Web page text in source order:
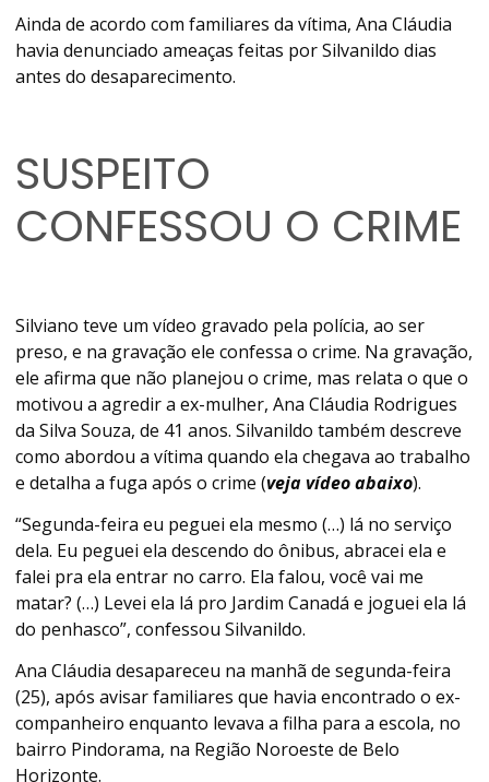
Ainda de acordo com familiares da vítima, Ana Cláudia
havia denunciado ameaças feitas por Silvanildo dias
antes do desaparecimento.
SUSPEITO
CONFESSOU O CRIME
Silviano teve um vídeo gravado pela polícia, ao ser
preso, e na gravação ele confessa o crime. Na gravação,
ele afirma que não planejou o crime, mas relata o que o
motivou a agredir a ex-mulher, Ana Cláudia Rodrigues
da Silva Souza, de 41 anos. Silvanildo também descreve
como abordou a vítima quando ela chegava ao trabalho
e detalha a fuga após o crime (veja vídeo abaixo).
“Segunda-feira eu peguei ela mesmo (…) lá no serviço
dela. Eu peguei ela descendo do ônibus, abracei ela e
falei pra ela entrar no carro. Ela falou, você vai me
matar? (…) Levei ela lá pro Jardim Canadá e joguei ela lá
do penhasco”, confessou Silvanildo.
Ana Cláudia desapareceu na manhã de segunda-feira
(25), após avisar familiares que havia encontrado o ex-
companheiro enquanto levava a filha para a escola, no
bairro Pindorama, na Região Noroeste de Belo
Horizonte.